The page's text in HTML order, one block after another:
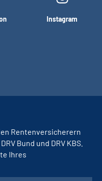
Instagram
Rentenversicherern
Bund und DRV KBS.
Ihres